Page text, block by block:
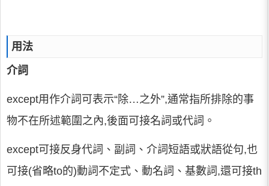
用法
介詞
except用作介詞可表示“除…之外”,通常指所排除的事
物不在所述範圍之內,後面可接名詞或代詞。
except可接反身代詞、副詞、介詞短語或狀語從句,也
可接(省略to的)動詞不定式、動名詞、基數詞,還可接th